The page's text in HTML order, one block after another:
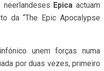
Epica actuam
da “The Epic Apocalypse
unem forças numa
por duas vezes, primeiro